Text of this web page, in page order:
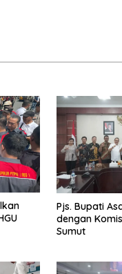
Pjs. Bupati
dengan
Sumut